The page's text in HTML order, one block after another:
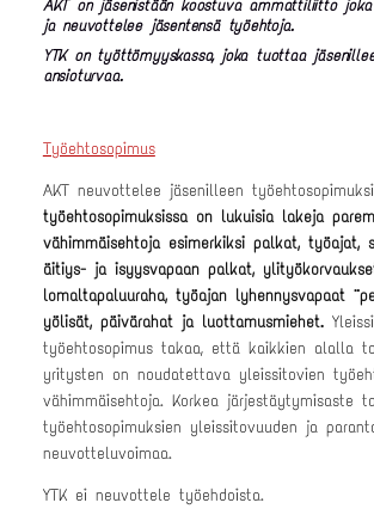
AKT on jäsenistään koostuva ammattiliitto
ja neuvottelee jäsentensä työehtoja.
YTK on työttömyyskassa, joka tuottaa
ansioturvaa.
Työehtosopimus
AKT neuvottelee jäsenilleen
työehtosopimuksissa on lukuisia lakeja
vähimmäisehtoja esimerkiksi palkat, työajat,
äitiys- ja isyysvapaan palkat,
lomaltapaluuraha, työajan lyhennysvapaat
yölisät, päivärahat ja luottamusmiehet.
työehtosopimus takaa, että kaikkien alalla
yritysten on noudatettava yleissitovien
vähimmäisehtoja. Korkea järjestäytymisaste
työehtosopimuksien yleissitovuuden ja
neuvotteluvoimaa.
YTK ei neuvottele työehdoista.